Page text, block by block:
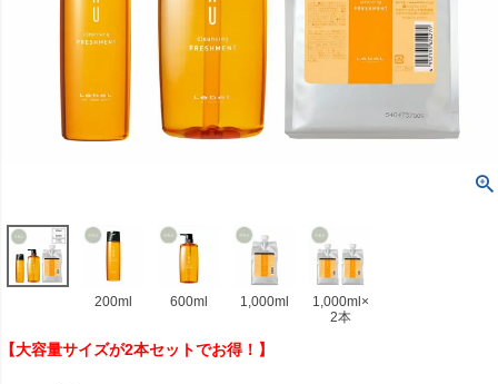
200ml 600ml 1,000ml
1,000ml×
2本
【大容量サイズが2本セットでお得！】